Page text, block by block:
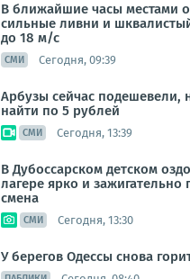
В ближайшие часы местами
сильные ливни и
до 18 м/с
СМИ Сегодня, 09:39
Арбузы сейчас подешевели,
найти по 5 рублей
СМИ Сегодня, 13:39
В Дубоссарском детском
лагере ярко и зажигательно
смена
СМИ Сегодня, 13:30
У берегов Одессы снова